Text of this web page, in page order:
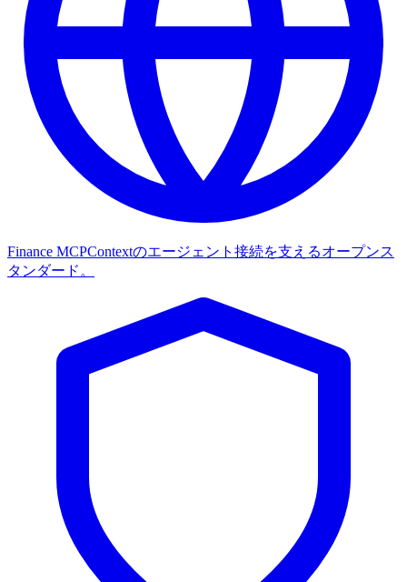
Finance MCPContextのエージェント接続を支えるオープンス
タンダード。